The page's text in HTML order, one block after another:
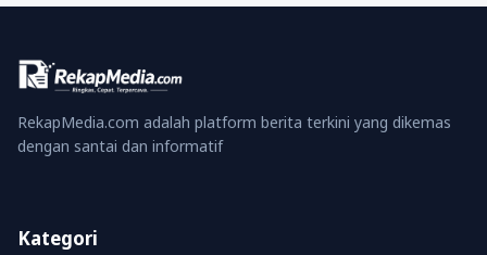
RekapMedia.com adalah platform berita terkini yang dikemas
dengan santai dan informatif
Kategori